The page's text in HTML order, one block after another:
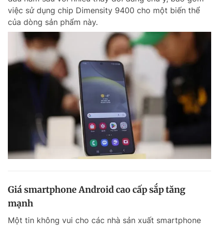
việc sử dụng chip Dimensity 9400 cho một biến thể
của dòng sản phẩm này.
Giá smartphone Android cao cấp sắp tăng
mạnh
Một tin không vui cho các nhà sản xuất smartphone